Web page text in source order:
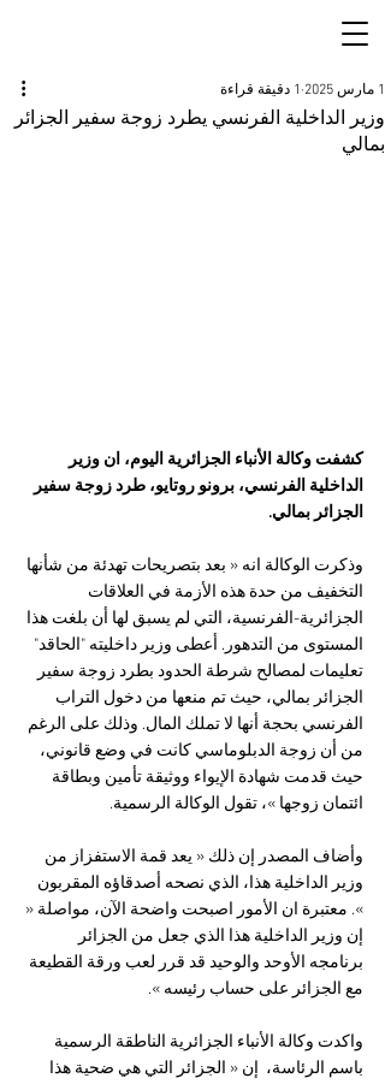
وزير الداخلية الفرنسي يطرد زوجة سفير الجزائر
بمالي
1 مارس 2025 1 دقيقة قراءة
كشفت وكالة الأنباء الجزائرية اليوم، ان وزير
الداخلية الفرنسي، برونو روتايو، طرد زوجة سفير
الجزائر بمالي.
وذكرت الوكالة انه « بعد بتصريحات تهدئة من شأنها
التخفيف من حدة هذه الأزمة في العلاقات
الجزائرية-الفرنسية، التي لم يسبق لها أن بلغت هذا
المستوى من التدهور. أعطى وزير داخليته "الحاقد"
تعليمات لمصالح شرطة الحدود بطرد زوجة سفير
الجزائر بمالي، حيث تم منعها من دخول التراب
الفرنسي بحجة أنها لا تملك المال. وذلك على الرغم
من أن زوجة الدبلوماسي كانت في وضع قانوني،
حيث قدمت شهادة الإيواء ووثيقة تأمين وبطاقة
ائتمان زوجها »، تقول الوكالة الرسمية.
وأضاف المصدر إن ذلك « يعد قمة الاستفزاز من
وزير الداخلية هذا، الذي نصحه أصدقاؤه المقربون
». معتبرة ان الأمور اصبحت واضحة الآن، مواصلة «
إن وزير الداخلية هذا الذي جعل من الجزائر
برنامجه الأوحد والوحيد قد قرر لعب ورقة القطيعة
مع الجزائر على حساب رئيسه ».
واكدت وكالة الأنباء الجزائرية الناطقة الرسمية
باسم الرئاسة،  إن « الجزائر التي هي ضحية هذا